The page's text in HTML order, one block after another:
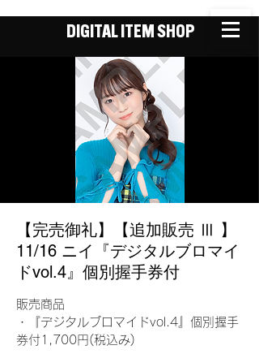
DIGITAL ITEM SHOP
【完売御礼】【追加販売 Ⅲ 】
11/16 ニイ『デジタルブロマイ
ドvol.4』個別握手券付
販売商品
・『デジタルブロマイドvol.4』個別握手
券付1,700円(税込み)